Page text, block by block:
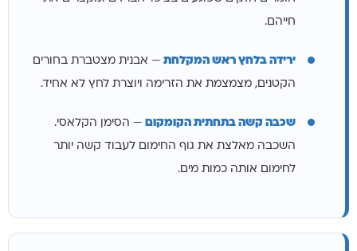
חייהם.
ירידה בלחץ ראש המקלחת — אבנית מצטברת בחורים
הקטנים, מצמצמת את הזרימה ויוצרת לחץ לא אחיד.
שכבה קשה בתחתית הקומקום — הסימן הקלאסי.
השכבה מאלצת את גוף החימום לעבוד קשה יותר
לחימום אותה כמות מים.